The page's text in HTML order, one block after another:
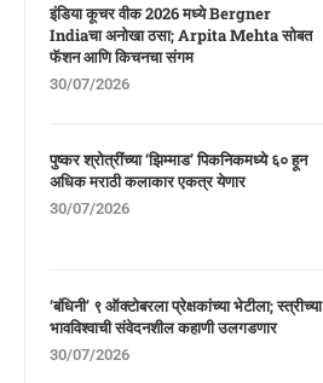
इंडिया कूचर वीक 2026 मध्ये Bergner
Indiaचा अनोखा ठसा; Arpita Mehta सोबत
फॅशन आणि किचनचा संगम
30/07/2026
पुष्कर श्रोत्रींच्या ‘झिम्माड’ पिकनिकमध्ये ६० हून
अधिक मराठी कलाकार एकत्र येणार
30/07/2026
‘बंधिनी’ ९ ऑक्टोबरला प्रेक्षकांच्या भेटीला; स्त्रीच्या
भावविश्वाची संवेदनशील कहाणी उलगडणार
30/07/2026